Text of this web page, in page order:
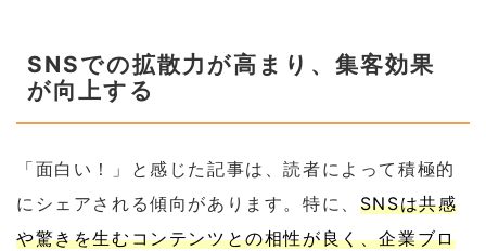
SNSでの拡散力が高まり、集客効果
が向上する
「面白い！」と感じた記事は、読者によって積極的
にシェアされる傾向があります。特に、 SNSは共感
や驚きを生むコンテンツとの相性が良く、企業ブロ